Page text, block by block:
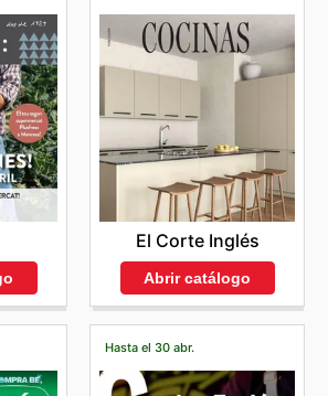
El Corte Inglés
Abrir catálogo
Hasta el 30 abr.